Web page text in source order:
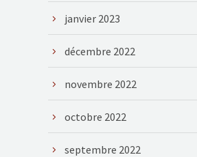
janvier 2023
décembre 2022
novembre 2022
octobre 2022
septembre 2022